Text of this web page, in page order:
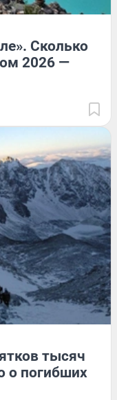
Сколько
2026 —
тысяч
о погибших